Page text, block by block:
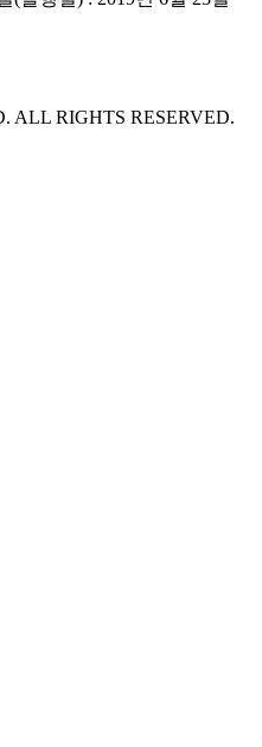
ALL RIGHTS RESERVED.